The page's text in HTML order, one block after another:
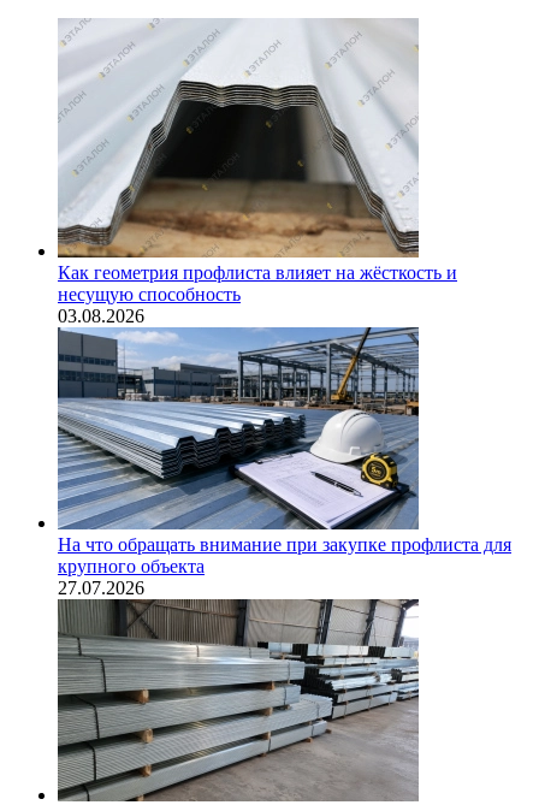
Как геометрия профлиста влияет на жёсткость и
несущую способность
03.08.2026
На что обращать внимание при закупке профлиста для
крупного объекта
27.07.2026